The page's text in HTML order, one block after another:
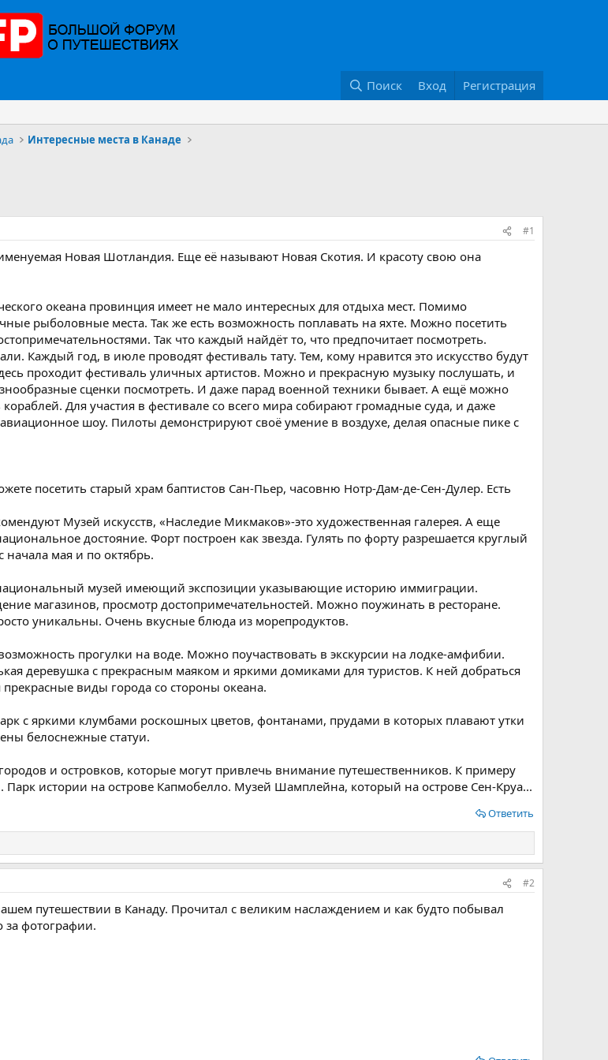
Поиск Вход Регистрация
Интересные места в Канаде
#1
Новая Шотландия. Еще её называют Новая Скотия. И красоту свою она
океана провинция имеет не мало интересных для отдыха мест. Помимо
рыболовные места. Так же есть возможность поплавать на яхте. Можно посетить
Так что каждый найдёт то, что предпочитает посмотреть.
Каждый год, в июле проводят фестиваль тату. Тем, кому нравится это искусство будут
проходит фестиваль уличных артистов. Можно и прекрасную музыку послушать, и
сценки посмотреть. И даже парад военной техники бывает. А ещё можно
Для участия в фестивале со всего мира собирают громадные суда, и даже
шоу. Пилоты демонстрируют своё умение в воздухе, делая опасные пике с
посетить старый храм баптистов Сан-Пьер, часовню Нотр-Дам-де-Сен-Дулер. Есть
Музей искусств, «Наследие Микмаков»-это художественная галерея. А еще
достояние. Форт построен как звезда. Гулять по форту разрешается круглый
начала мая и по октябрь.
музей имеющий экспозиции указывающие историю иммиграции.
магазинов, просмотр достопримечательностей. Можно поужинать в ресторане.
уникальны. Очень вкусные блюда из морепродуктов.
прогулки на воде. Можно поучаствовать в экскурсии на лодке-амфибии.
деревушка с прекрасным маяком и яркими домиками для туристов. К ней добраться
виды города со стороны океана.
с яркими клумбами роскошных цветов, фонтанами, прудами в которых плавают утки
белоснежные статуи.
и островков, которые могут привлечь внимание путешественников. К примеру
истории на острове Капмобелло. Музей Шамплейна, который на острове Сен-Круа...
Ответить
#2
путешествии в Канаду. Прочитал с великим наслаждением и как будто побывал
за фотографии.